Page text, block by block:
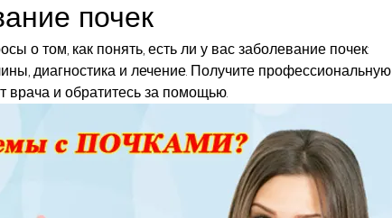
почек
о том, как понять, есть ли у вас заболевание почек:
диагностика и лечение. Получите профессиональную
врача и обратитесь за помощью.